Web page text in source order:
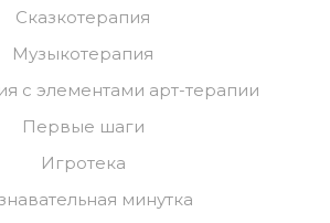
Сказкотерапия
Музыкотерапия
с элементами арт-терапии
Первые шаги
Игротека
минутка